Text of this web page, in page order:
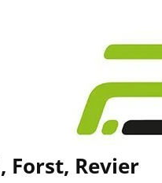
Forst, Revier